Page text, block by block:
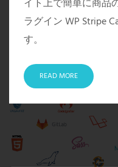
イト上で簡単に商品
ラグイン WP Stripe
す。
READ MORE